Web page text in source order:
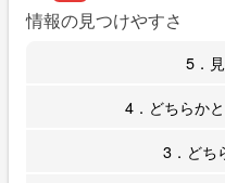
情報の見つけやすさ
5．
4．どちらか
3．どち